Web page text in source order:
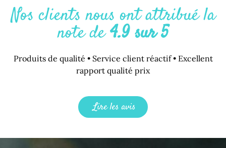
Nos clients nous ont attribué la
note de4.9 sur 5
Produits de qualité • Service client réactif • Excellent
rapport qualité prix
Lire les avis